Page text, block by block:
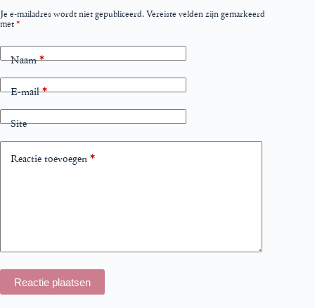
Je e-mailadres wordt niet gepubliceerd. Vereiste velden zijn gemarkeerd
met *
Naam*
E-mail*
Site
Reactie toevoegen *
Reactie plaatsen